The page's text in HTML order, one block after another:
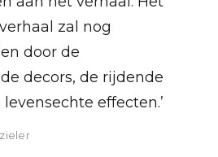
zal nog
door de
decors, de rijdende
effecten.’